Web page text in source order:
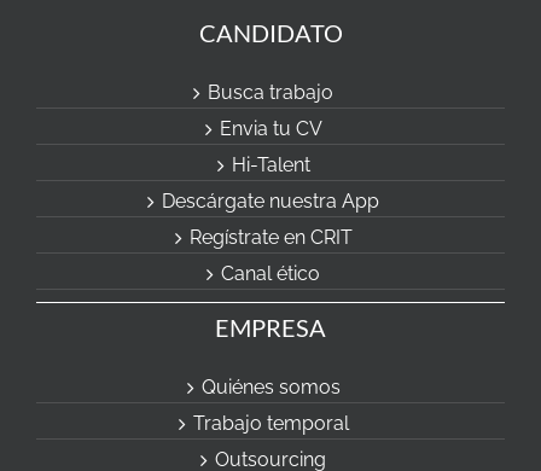
CANDIDATO
Busca trabajo
Envia tu CV
Hi-Talent
Descárgate nuestra App
Regístrate en CRIT
Canal ético
EMPRESA
Quiénes somos
Trabajo temporal
Outsourcing